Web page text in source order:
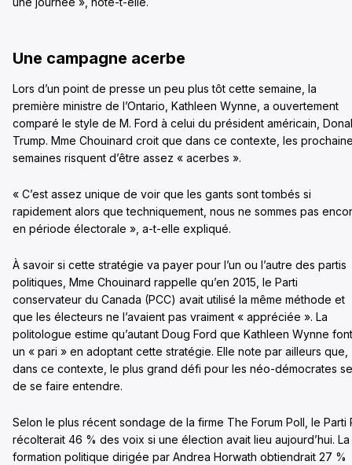
Une campagne acerbe
Lors d’un point de presse un peu plus tôt cette semaine, la
première ministre de l’Ontario, Kathleen Wynne, a ouvertement
comparé le style de M. Ford à celui du président américain,
Trump. Mme Chouinard croit que dans ce contexte, les
semaines risquent d’être assez « acerbes ».
« C’est assez unique de voir que les gants sont tombés si
rapidement alors que techniquement, nous ne sommes pas
en période électorale », a-t-elle expliqué.
À savoir si cette stratégie va payer pour l’un ou l’autre des partis
politiques, Mme Chouinard rappelle qu’en 2015, le Parti
conservateur du Canada (PCC) avait utilisé la même méthode et
que les électeurs ne l’avaient pas vraiment « appréciée ». La
politologue estime qu’autant Doug Ford que Kathleen Wynne font
un « pari » en adoptant cette stratégie. Elle note par ailleurs que,
dans ce contexte, le plus grand défi pour les néo-démocrates
de se faire entendre.
Selon le plus récent sondage de la firme The Forum Poll, le Parti
récolterait 46 % des voix si une élection avait lieu aujourd’hui. La
formation politique dirigée par Andrea Horwath obtiendrait 27 %